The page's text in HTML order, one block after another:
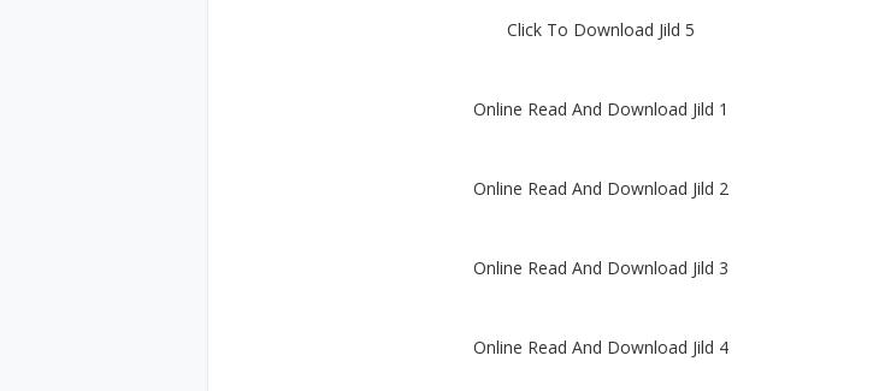
Click To Download Jild 5
Online Read And Download Jild 1
Online Read And Download Jild 2
Online Read And Download Jild 3
Online Read And Download Jild 4